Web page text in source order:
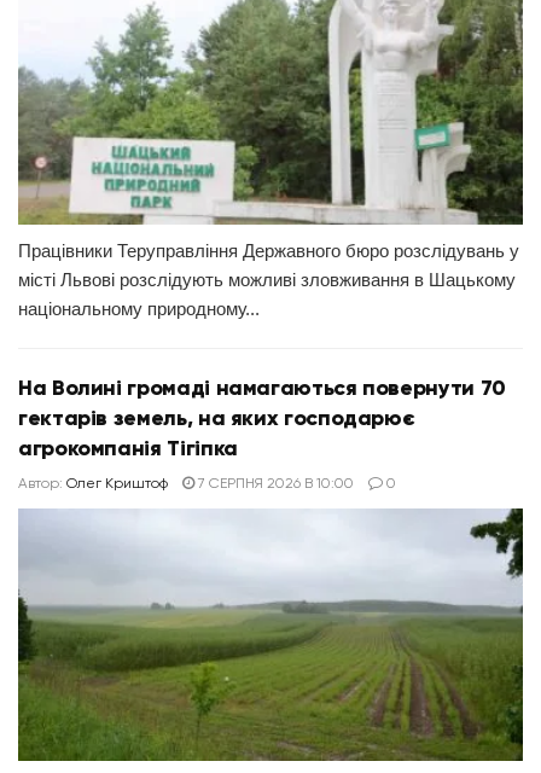
Працівники Теруправління Державного бюро розслідувань у
місті Львові розслідують можливі зловживання в Шацькому
національному природному...
На Волині громаді намагаються повернути 70
гектарів земель, на яких господарює
агрокомпанія Тігіпка
Автор: Олег Криштоф 7 СЕРПНЯ 2026 В 10:00 0